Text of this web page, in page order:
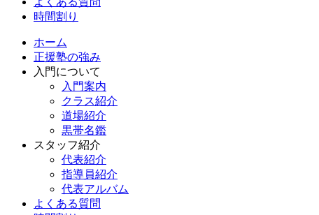
時間割り
ホーム
正援塾の強み
入門について
入門案内
クラス紹介
道場紹介
黒帯名鑑
スタッフ紹介
代表紹介
指導員紹介
代表アルバム
よくある質問